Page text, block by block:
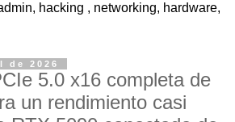
hacking , networking, hardware,
de 2026
5.0 x16 completa de
un rendimiento casi